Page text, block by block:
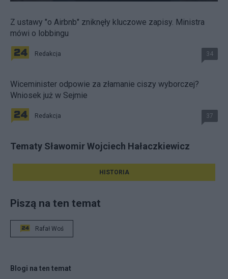
Z ustawy "o Airbnb" zniknęły kluczowe zapisy. Ministra
mówi o lobbingu
Redakcja 34
Wiceminister odpowie za złamanie ciszy wyborczej?
Wniosek już w Sejmie
Redakcja 37
Tematy Sławomir Wojciech Hałaczkiewicz
HISTORIA
Piszą na ten temat
Rafał Woś
Blogi na ten temat